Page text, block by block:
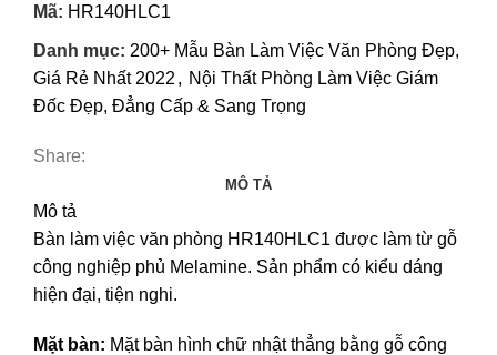
Mã: HR140HLC1
Danh mục: 200+ Mẫu Bàn Làm Việc Văn Phòng Đẹp,
Giá Rẻ Nhất 2022 , Nội Thất Phòng Làm Việc Giám
Đốc Đẹp, Đẳng Cấp & Sang Trọng
Share:
MÔ TẢ
Mô tả
Bàn làm việc văn phòng HR140HLC1 được làm từ gỗ
công nghiệp phủ Melamine. Sản phẩm có kiểu dáng
hiện đại, tiện nghi.
Mặt bàn: Mặt bàn hình chữ nhật thẳng bằng gỗ công